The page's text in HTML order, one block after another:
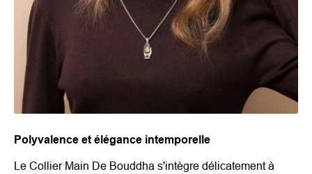
Polyvalence et élégance intemporelle
Le Collier Main De Bouddha s'intègre délicatement à